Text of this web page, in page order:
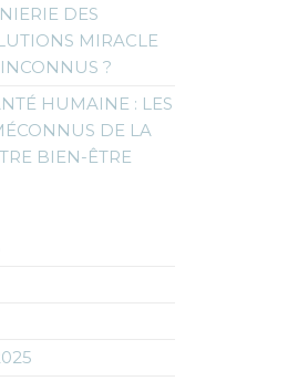
DES
MIRACLE
?
HUMAINE : LES
DE LA
BIEN-ÊTRE